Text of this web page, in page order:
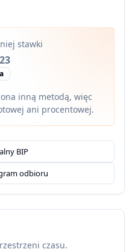
stawki
inną metodą, więc
ani procentowej.
BIP
odbioru
czasu.